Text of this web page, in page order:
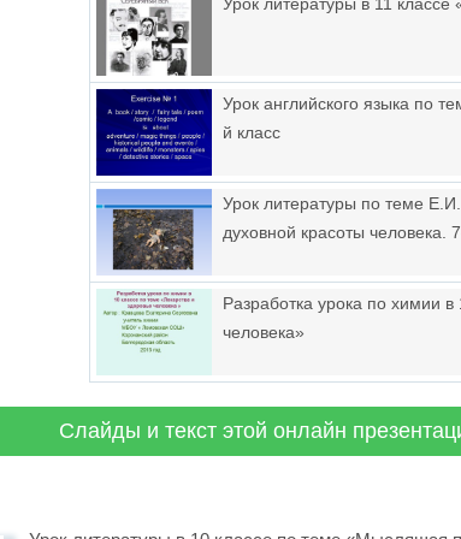
Урок английского языка по
й класс
Урок литературы по теме
духовной красоты человека.
Разработка урока по химии
человека»
Слайды и текст этой онлайн